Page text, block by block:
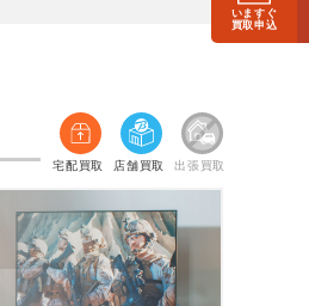
いますぐ
買取申込
宅配買取 店舗買取 出張買取